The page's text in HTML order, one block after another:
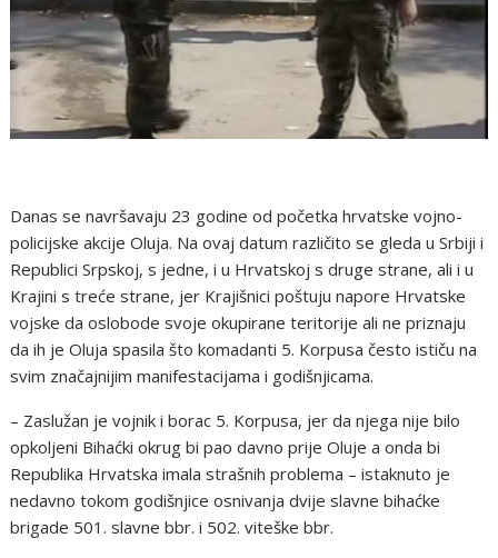
Danas se navršavaju 23 godine od početka hrvatske vojno-
policijske akcije Oluja. Na ovaj datum različito se gleda u Srbiji i
Republici Srpskoj, s jedne, i u Hrvatskoj s druge strane, ali i u
Krajini s treće strane, jer Krajišnici poštuju napore Hrvatske
vojske da oslobode svoje okupirane teritorije ali ne priznaju
da ih je Oluja spasila što komadanti 5. Korpusa često ističu na
svim značajnijim manifestacijama i godišnjicama.
– Zaslužan je vojnik i borac 5. Korpusa, jer da njega nije bilo
opkoljeni Bihaćki okrug bi pao davno prije Oluje a onda bi
Republika Hrvatska imala strašnih problema – istaknuto je
nedavno tokom godišnjice osnivanja dvije slavne bihaćke
brigade 501. slavne bbr. i 502. viteške bbr.